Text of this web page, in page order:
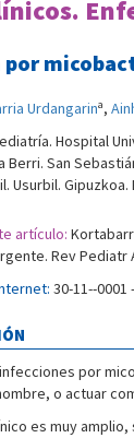
Urdangarina,
Hospital
Berri. San
Usurbil. Gipuzkoa.
artículo:
Rev Pediatr
30-11--0001 -
por
o actuar
es muy